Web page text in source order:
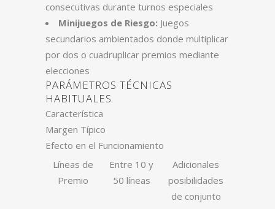
consecutivas durante turnos especiales
Minijuegos de Riesgo: Juegos
secundarios ambientados donde multiplicar
por dos o cuadruplicar premios mediante
elecciones
PARÁMETROS TÉCNICAS
HABITUALES
Característica
Margen Típico
Efecto en el Funcionamiento
Líneas de
Premio
Entre 10 y
50 líneas
Adicionales
posibilidades
de conjunto